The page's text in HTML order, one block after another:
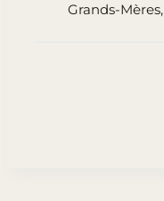
Grands-Mères,